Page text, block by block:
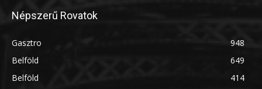
Népszerű Rovatok
Gasztro
948
Belföld
649
Belföld
414